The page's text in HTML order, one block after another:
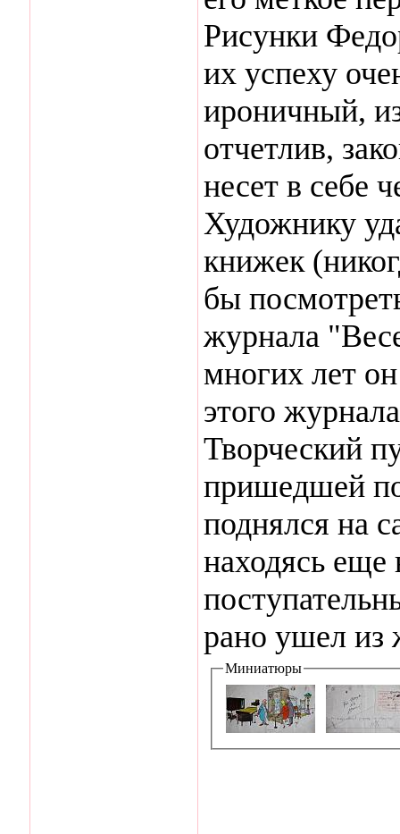
Рисунки
их успеху
ироничный,
отчетлив,
несет в себе
Художнику
книжек
бы
журнала
многих лет
этого
Творческий
пришедшей
поднялся на
находясь еще
рано ушел из
Миниатюры